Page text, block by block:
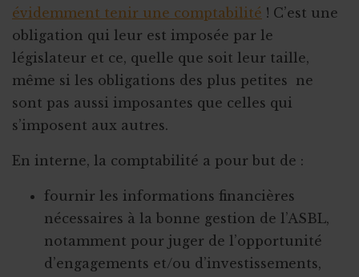
évidemment tenir une comptabilité ! C’est une
obligation qui leur est imposée par le
législateur et ce, quelle que soit leur taille,
même si les obligations des plus petites ne
sont pas aussi imposantes que celles qui
s’imposent aux autres.
En interne, la comptabilité a pour but de :
fournir les informations financières
nécessaires à la bonne gestion de l’ASBL,
notamment pour juger de l’opportunité
d’engagements et/ou d’investissements,